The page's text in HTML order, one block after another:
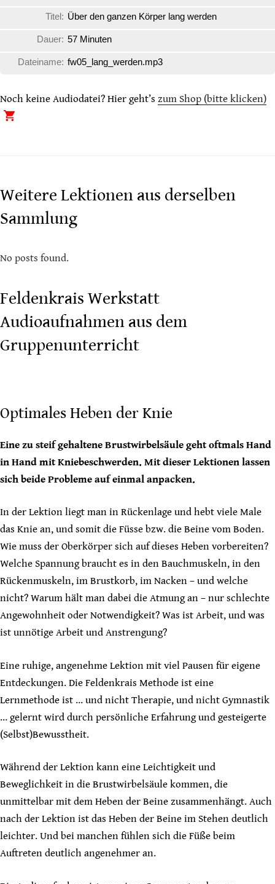
Titel: Über den ganzen Körper lang werden
Dauer: 57 Minuten
Dateiname: fw05_lang_werden.mp3
Noch keine Audiodatei? Hier geht’s zum Shop (bitte klicken)
Weitere Lektionen aus derselben
Sammlung
No posts found.
Feldenkrais Werkstatt
Audioaufnahmen aus dem
Gruppenunterricht
Optimales Heben der Knie
Eine zu steif gehaltene Brustwirbelsäule geht oftmals Hand
in Hand mit Kniebeschwerden. Mit dieser Lektionen lassen
sich beide Probleme auf einmal anpacken.
In der Lektion liegt man in Rückenlage und hebt viele Male
das Knie an, und somit die Füsse bzw. die Beine vom Boden.
Wie muss der Oberkörper sich auf dieses Heben vorbereiten?
Welche Spannung braucht es in den Bauchmuskeln, in den
Rückenmuskeln, im Brustkorb, im Nacken – und welche
nicht? Warum hält man dabei die Atmung an – nur schlechte
Angewohnheit oder Notwendigkeit? Was ist Arbeit, und was
ist unnötige Arbeit und Anstrengung?
Eine ruhige, angenehme Lektion mit viel Pausen für eigene
Entdeckungen. Die Feldenkrais Methode ist eine
Lernmethode ist … und nicht Therapie, und nicht Gymnastik
… gelernt wird durch persönliche Erfahrung und gesteigerte
(Selbst)Bewusstheit.
Während der Lektion kann eine Leichtigkeit und
Beweglichkeit in die Brustwirbelsäule kommen, die
unmittelbar mit dem Heben der Beine zusammenhängt. Auch
nach der Lektion ist das Heben der Beine im Stehen deutlich
leichter. Und bei manchen fühlen sich die Füße beim
Auftreten deutlich angenehmer an.